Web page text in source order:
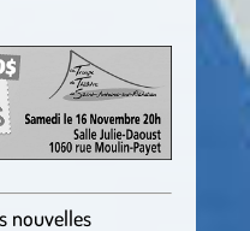
nouvelles